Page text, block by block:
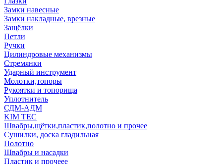
Замки навесные
Замки накладные, врезные
Защёлки
Петли
Ручки
Цилиндровые механизмы
Стремянки
Ударный инструмент
Молотки,топоры
Рукоятки и топорища
Уплотнитель
СДМ-АДМ
KIM TEC
Швабры,щётки,пластик,полотно и прочее
Сушилки, доска гладильная
Полотно
Швабры и насадки
Пластик и прочеее